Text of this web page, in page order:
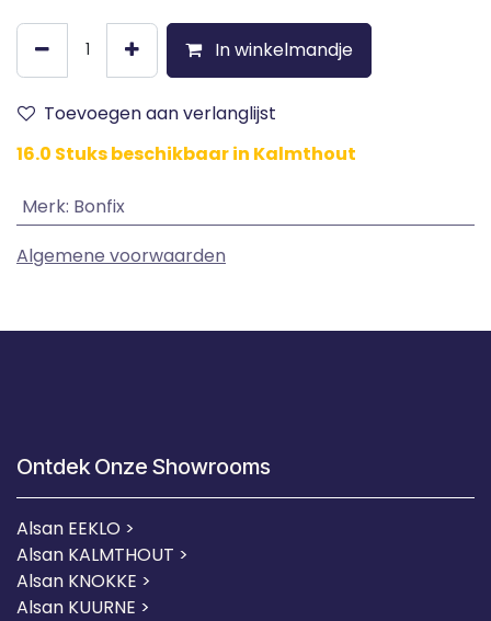
In winkelmandje
Toevoegen aan verlanglijst
16.0 Stuks beschikbaar in Kalmthout
Merk: Bonfix
Algemene voorwaarden
Ontdek Onze Showrooms
Alsan EEKLO >
Alsan KALMTHOUT >
Alsan KNOKKE >
Alsan KUURNE >